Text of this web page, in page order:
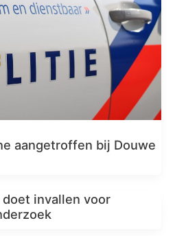
aangetroffen bij Douwe
invallen voor